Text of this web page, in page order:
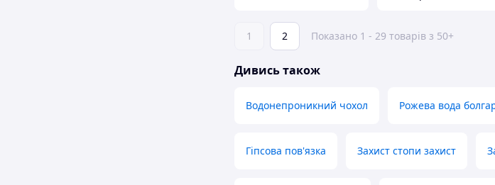
1 2 Показано 1 - 29 товарів з 50+
Дивись також
Водонепроникний чохол Рожева вода
Гіпсова пов'язка Захист стопи захист